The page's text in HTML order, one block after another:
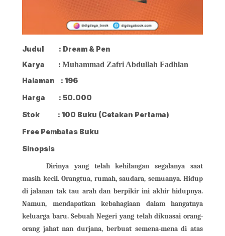
Judul : Dream & Pen
Karya
: Muhammad Zafri Abdullah Fadhlan
Halaman
: 196
Harga
: 50.000
Stok
: 100 Buku (Cetakan Pertama)
Free Pembatas Buku
Sinopsis
Dirinya yang telah kehilangan segalanya saat
masih kecil. Orangtua, rumah, saudara, semuanya. Hidup
di jalanan tak tau arah dan berpikir ini akhir hidupnya.
Namun, mendapatkan kebahagiaan dalam hangatnya
keluarga baru. Sebuah Negeri yang telah dikuasai orang-
orang jahat nan durjana, berbuat semena-mena di atas